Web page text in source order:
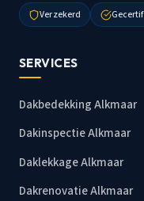
Verzekerd
SERVICES
Dakbedekking Alkmaar
Dakinspectie Alkmaar
Daklekkage Alkmaar
Dakrenovatie Alkmaar